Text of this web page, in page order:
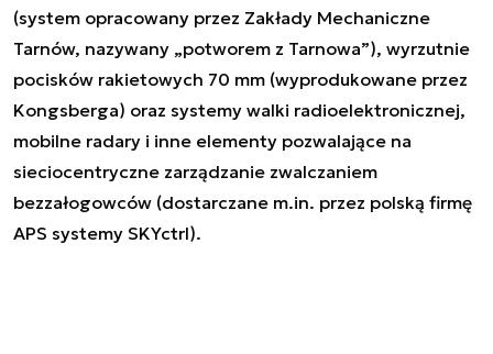
(system opracowany przez Zakłady Mechaniczne
Tarnów, nazywany „potworem z Tarnowa”), wyrzutnie
pocisków rakietowych 70 mm (wyprodukowane przez
Kongsberga) oraz systemy walki radioelektronicznej,
mobilne radary i inne elementy pozwalające na
sieciocentryczne zarządzanie zwalczaniem
bezzałogowców (dostarczane m.in. przez polską firmę
APS systemy SKYctrl).